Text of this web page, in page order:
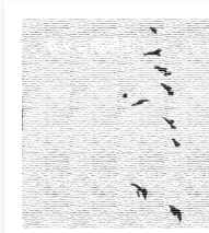
本文有缩略图